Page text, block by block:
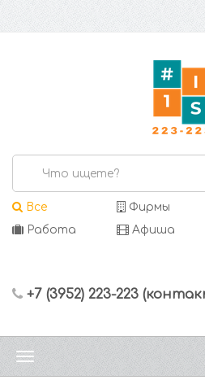
Все Фирмы
Работа
Афиша
+7 (3952) 223-223